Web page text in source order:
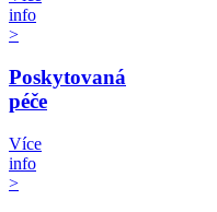
info
>
Poskytovaná
péče
Více
info
>